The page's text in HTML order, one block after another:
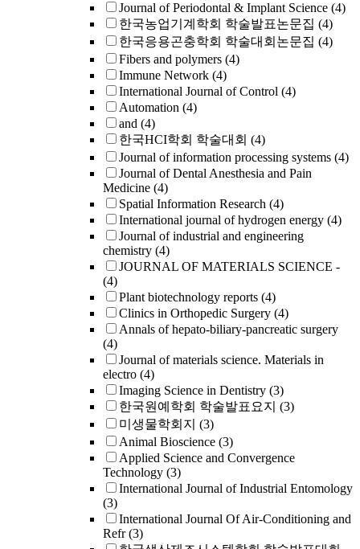
Journal of Periodontal & Implant Science (4)
한국농업기계학회 학술발표논문집 (4)
한국응용곤충학회 학술대회논문집 (4)
Fibers and polymers (4)
Immune Network (4)
International Journal of Control (4)
Automation (4)
and (4)
한국HCI학회 학술대회 (4)
Journal of information processing systems (4)
Journal of Dental Anesthesia and Pain
Medicine (4)
Spatial Information Research (4)
International journal of hydrogen energy (4)
Journal of industrial and engineering
chemistry (4)
JOURNAL OF MATERIALS SCIENCE -
(4)
Plant biotechnology reports (4)
Clinics in Orthopedic Surgery (4)
Annals of hepato-biliary-pancreatic surgery
(4)
Journal of materials science. Materials in
electro (4)
Imaging Science in Dentistry (3)
한국원예학회 학술발표요지 (3)
미생물학회지 (3)
Animal Bioscience (3)
Applied Science and Convergence
Technology (3)
International Journal of Industrial Entomology
(3)
International Journal Of Air-Conditioning and
Refr (3)